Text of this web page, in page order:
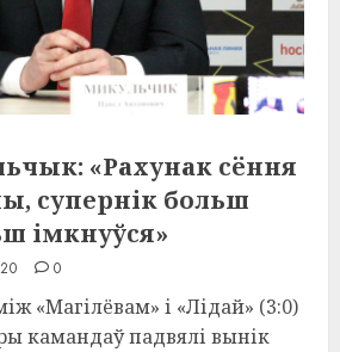
«Рахунак сёння
супернік больш
імкнуўся»
0
«Магілёвам» і «Лідай» (3:0)
камандаў падвялі вынік